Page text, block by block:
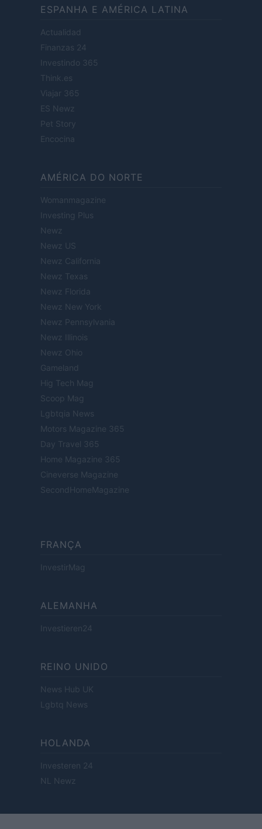
ESPANHA E AMÉRICA LATINA
Actualidad
Finanzas 24
Investindo 365
Think.es
Viajar 365
ES Newz
Pet Story
Encocina
AMÉRICA DO NORTE
Womanmagazine
Investing Plus
Newz
Newz US
Newz California
Newz Texas
Newz Florida
Newz New York
Newz Pennsylvania
Newz Illinois
Newz Ohio
Gameland
Hig Tech Mag
Scoop Mag
Lgbtqia News
Motors Magazine 365
Day Travel 365
Home Magazine 365
Cineverse Magazine
SecondHomeMagazine
FRANÇA
InvestirMag
ALEMANHA
Investieren24
REINO UNIDO
News Hub UK
Lgbtq News
HOLANDA
Investeren 24
NL Newz